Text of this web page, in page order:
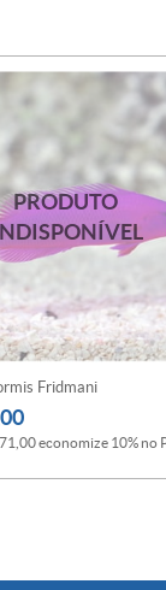
Fridmani
economize 10% no